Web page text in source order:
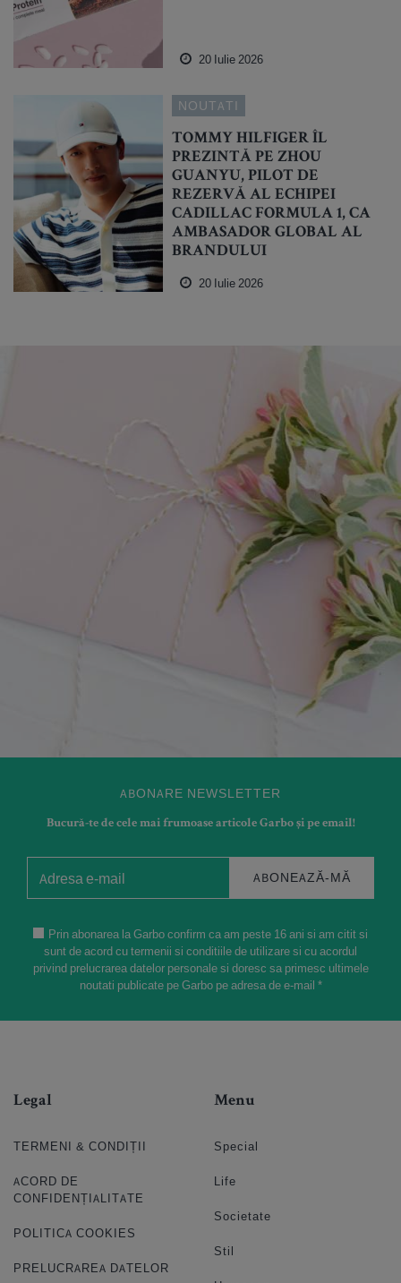
20 Iulie 2026
NOUTATI
TOMMY HILFIGER ÎL
PREZINTĂ PE ZHOU
GUANYU, PILOT DE
REZERVĂ AL ECHIPEI
CADILLAC FORMULA 1, CA
AMBASADOR GLOBAL AL
BRANDULUI
20 Iulie 2026
ABONARE NEWSLETTER
Bucură-te de cele mai frumoase articole Garbo și pe email!
ABONEAZĂ-MĂ
Prin abonarea la Garbo confirm ca am peste 16 ani si am citit si
sunt de acord cu termenii si conditiile de utilizare si cu acordul
privind prelucrarea datelor personale si doresc sa primesc ultimele
noutati publicate pe Garbo pe adresa de e-mail *
Legal
TERMENI & CONDIȚII
ACORD DE
CONFIDENȚIALITATE
POLITICA COOKIES
PRELUCRAREA DATELOR
Menu
Special
Life
Societate
Stil